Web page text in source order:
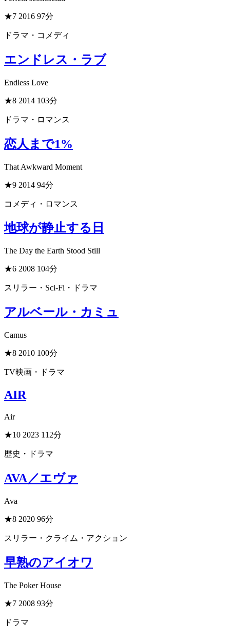
★7 2016 97分
ドラマ・コメディ
エンドレス・ラブ
Endless Love
★8 2014 103分
ドラマ・ロマンス
恋人まで1%
That Awkward Moment
★9 2014 94分
コメディ・ロマンス
地球が静止する日
The Day the Earth Stood Still
★6 2008 104分
スリラー・Sci-Fi・ドラマ
アルベール・カミュ
Camus
★8 2010 100分
TV映画・ドラマ
AIR
Air
★10 2023 112分
歴史・ドラマ
AVA／エヴァ
Ava
★8 2020 96分
スリラー・クライム・アクション
早熟のアイオワ
The Poker House
★7 2008 93分
ドラマ